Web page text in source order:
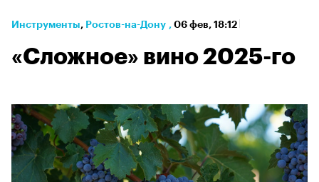
Инструменты⁠, Ростов-на-Дону , 06 фев, 18:12
«Сложное» вино 2025-го